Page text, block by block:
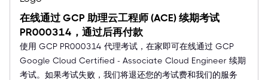
在线通过 GCP 助理云工程师 (ACE) 续期考试
PR000314，通过后再付款
使用 GCP PR000314 代理考试，在家即可在线通过 GCP
Google Cloud Certified - Associate Cloud Engineer 续期
考试。如果考试失败，我们将退还您的考试费和我们的服务